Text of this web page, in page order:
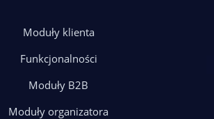
Moduły klienta
Funkcjonalności
Moduły B2B
Moduły organizatora